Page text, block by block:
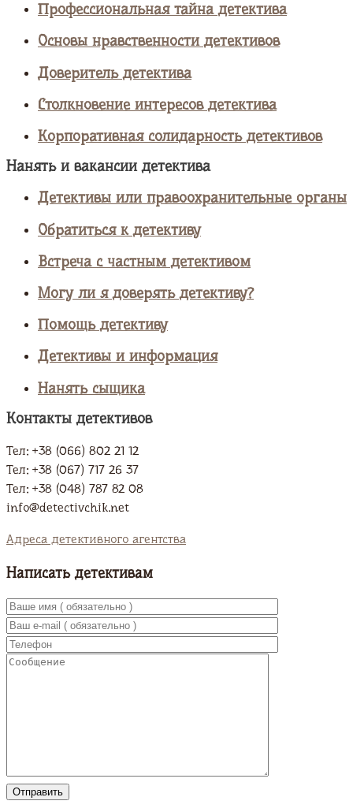
Профессиональная тайна детектива
Основы нравственности детективов
Доверитель детектива
Столкновение интересов детектива
Корпоративная солидарность детективов
Нанять и вакансии детектива
Детективы или правоохранительные органы
Обратиться к детективу
Встреча с частным детективом
Могу ли я доверять детективу?
Помощь детективу
Детективы и информация
Нанять сыщика
Контакты детективов
Тел: +38 (066) 802 21 12
Тел: +38 (067) 717 26 37
Тел: +38 (048) 787 82 08
info@detectivchik.net
Адреса детективного агентства
Написать детективам